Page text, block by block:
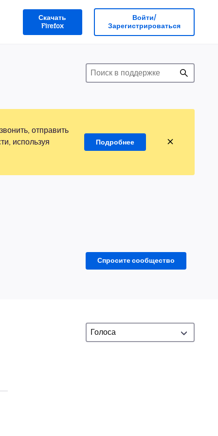
Скачать
Firefox
Войти/
Зарегистрироваться
отправить
используя
Подробнее
Спросите сообщество